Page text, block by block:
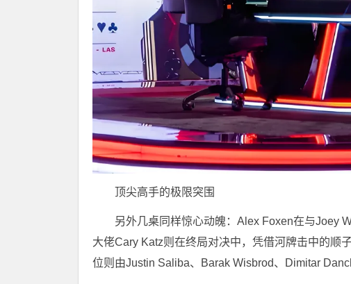
顶尖高手的极限突围
另外几桌同样惊心动魄：Alex Foxen在与Joey
大佬Cary Katz则在终局对决中，凭借河牌击中的顺
位则由Justin Saliba、Barak Wisbrod、Dimitar